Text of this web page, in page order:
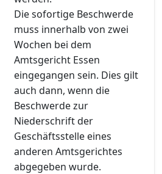
Die sofortige Beschwerde
muss innerhalb von zwei
Wochen bei dem
Amtsgericht Essen
eingegangen sein. Dies gilt
auch dann, wenn die
Beschwerde zur
Niederschrift der
Geschäftsstelle eines
anderen Amtsgerichtes
abgegeben wurde.